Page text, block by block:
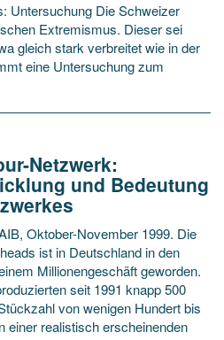
Untersuchung Die Schweizer
Extremismus. Dieser sei
gleich stark verbreitet wie in der
eine Untersuchung zum
Netzwerk:
und Bedeutung
Oktober-November 1999. Die
ist in Deutschland in den
Millionengeschäft geworden.
seit 1991 knapp 500
von wenigen Hundert bis
einer realistisch erscheinenden